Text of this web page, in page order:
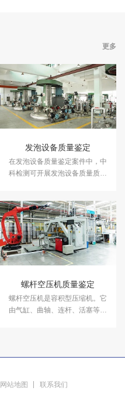
更多
发泡设备质量鉴定
在发泡设备质量鉴定案件中，中
科检测可开展发泡设备质量质量
螺杆空压机质量鉴定
螺杆空压机是容积型压缩机。它
由气缸、曲轴、连杆、活塞等零
中科检测开展螺杆空压机质量鉴
网站地图 联系我们